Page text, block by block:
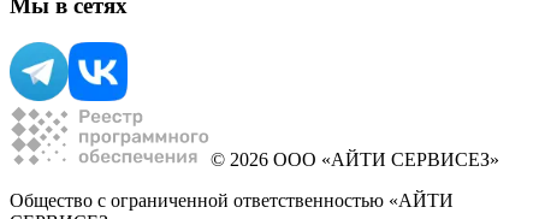
Мы в сетях
© 2026 ООО «АЙТИ СЕРВИСЕЗ»
Общество с ограниченной ответственностью «АЙТИ